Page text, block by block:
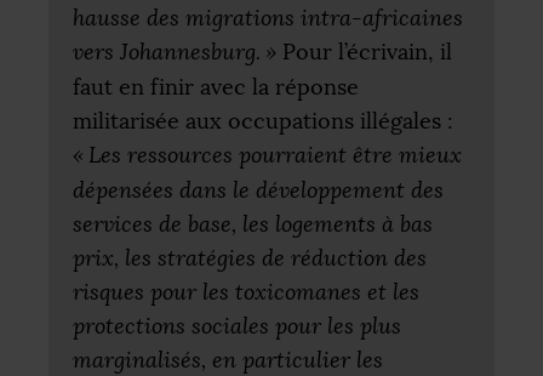
hausse des migrations intra-africaines
vers Johannesburg. » Pour l’écrivain, il
faut en finir avec la réponse
militarisée aux occupations illégales :
« Les ressources pourraient être mieux
dépensées dans le développement des
services de base, les logements à bas
prix, les stratégies de réduction des
risques pour les toxicomanes et les
protections sociales pour les plus
marginalisés, en particulier les